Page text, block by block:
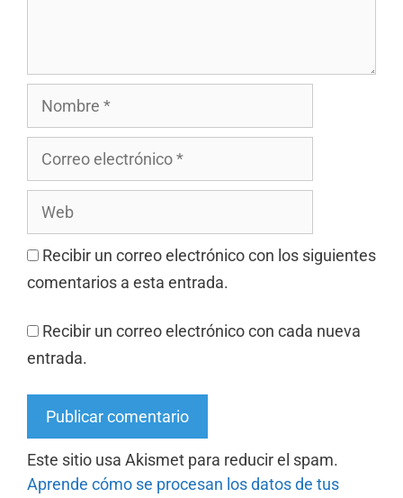
Recibir un correo electrónico con los siguientes
comentarios a esta entrada.
Recibir un correo electrónico con cada nueva
entrada.
Este sitio usa Akismet para reducir el spam.
Aprende cómo se procesan los datos de tus